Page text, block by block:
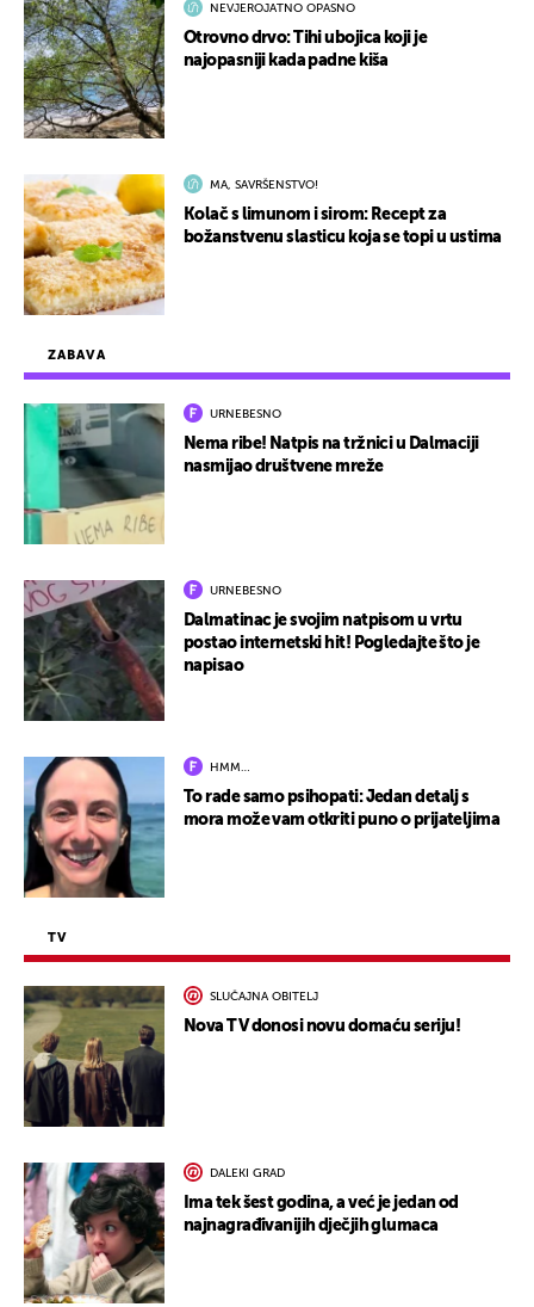
ZABAVA
URNEBESNO
Nema ribe! Natpis na tržnici u Dalmaciji
nasmijao društvene mreže
URNEBESNO
Dalmatinac je svojim natpisom u vrtu
postao internetski hit! Pogledajte što je
napisao
HMM…
To rade samo psihopati: Jedan detalj s
mora može vam otkriti puno o prijateljima
TV
SLUČAJNA OBITELJ
Nova TV donosi novu domaću seriju!
DALEKI GRAD
Ima tek šest godina, a već je jedan od
najnagrađivanijih dječjih glumaca
NEVJEROJATNO OPASNO
Otrovno drvo: Tihi ubojica koji je
najopasniji kada padne kiša
MA, SAVRŠENSTVO!
Kolač s limunom i sirom: Recept za
božanstvenu slasticu koja se topi u ustima